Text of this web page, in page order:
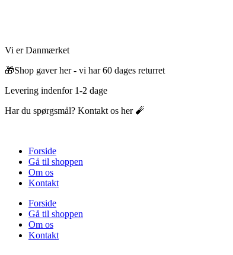
Vi er Danmærket
🎁Shop gaver her - vi har 60 dages returret
Levering indenfor 1-2 dage
Har du spørgsmål? Kontakt os her 🧨
Forside
Gå til shoppen
Om os
Kontakt
Forside
Gå til shoppen
Om os
Kontakt